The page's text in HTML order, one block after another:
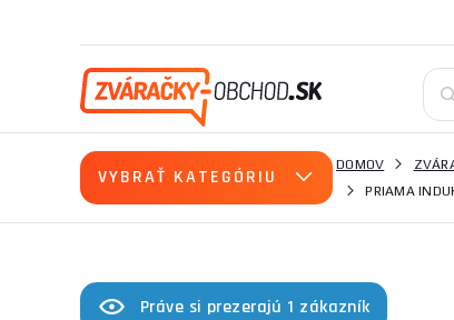
VYBRAŤ KATEGÓRIU
DOMOV
PRIAMA
Práve si prezerajú 1 zákazník